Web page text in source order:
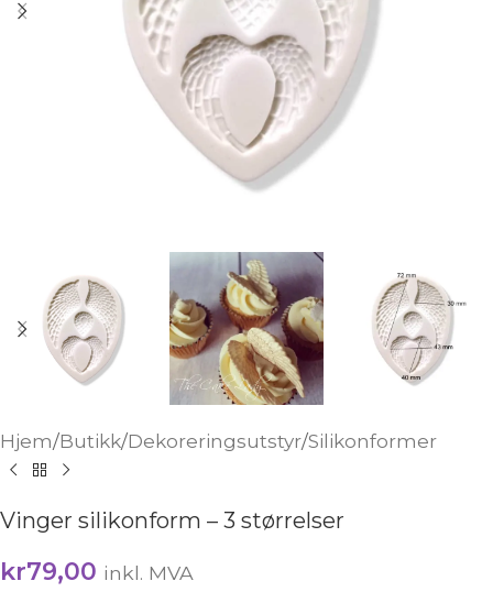
Hjem/Butikk/Dekoreringsutstyr/Silikonformer
Vinger silikonform – 3 størrelser
kr79,00 inkl. MVA